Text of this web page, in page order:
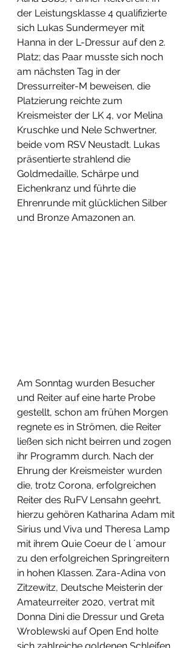
der Leistungsklasse 4 qualifizierte
sich Lukas Sundermeyer mit
Hanna in der L-Dressur auf den 2.
Platz; das Paar musste sich noch
am nächsten Tag in der
Dressurreiter-M beweisen, die
Platzierung reichte zum
Kreismeister der LK 4, vor Melina
Kruschke und Nele Schwertner,
beide vom RSV Neustadt. Lukas
präsentierte strahlend die
Goldmedaille, Schärpe und
Eichenkranz und führte die
Ehrenrunde mit glücklichen Silber
und Bronze Amazonen an.
Am Sonntag wurden Besucher
und Reiter auf eine harte Probe
gestellt, schon am frühen Morgen
regnete es in Strömen, die Reiter
ließen sich nicht beirren und zogen
ihr Programm durch. Nach der
Ehrung der Kreismeister wurden
die, trotz Corona, erfolgreichen
Reiter des RuFV Lensahn geehrt,
hierzu gehören Katharina Adam mit
Sirius und Viva und Theresa Lamp
mit ihrem Quie Coeur de l ´amour
zu den erfolgreichen Springreitern
in hohen Klassen. Zara-Adina von
Zitzewitz, Deutsche Meisterin der
Amateurreiter 2020, vertrat mit
Donna Dini die Dressur und Greta
Wroblewski auf Open End holte